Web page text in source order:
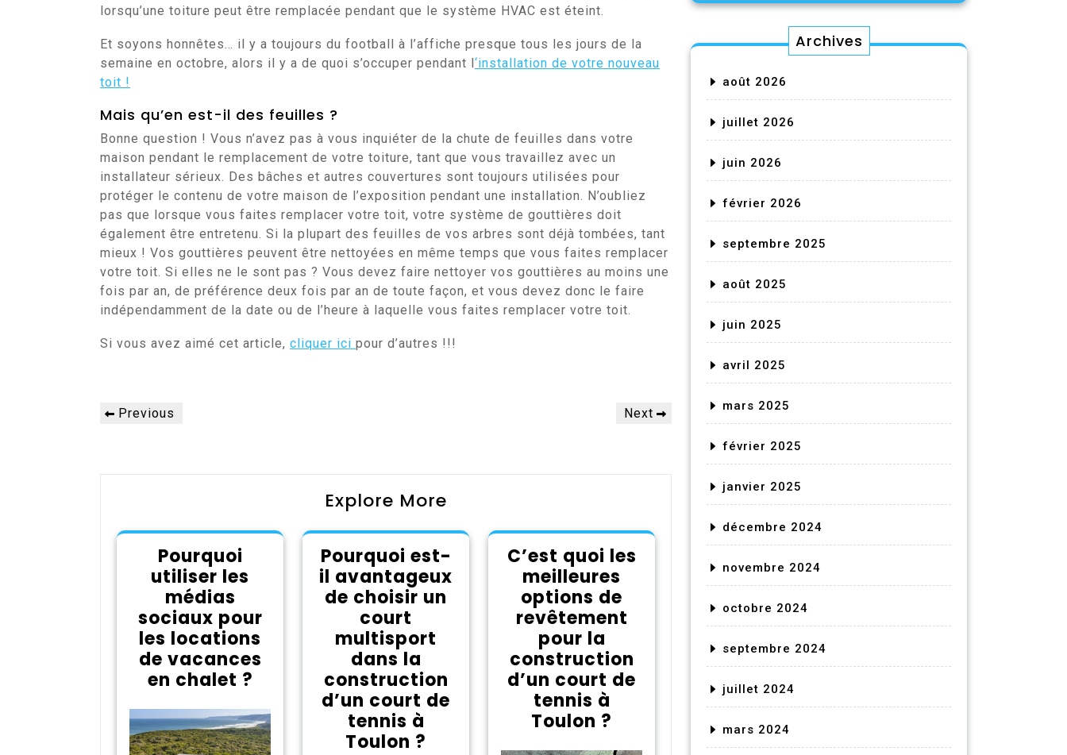
lorsqu’une toiture peut être remplacée pendant que le système HVAC est éteint.
Et soyons honnêtes… il y a toujours du football à l’affiche presque tous les jours de la
semaine en octobre, alors il y a de quoi s’occuper pendant l‘installation de votre nouveau
toit !
Mais qu’en est-il des feuilles ?
Bonne question ! Vous n’avez pas à vous inquiéter de la chute de feuilles dans votre
maison pendant le remplacement de votre toiture, tant que vous travaillez avec un
installateur sérieux. Des bâches et autres couvertures sont toujours utilisées pour
protéger le contenu de votre maison de l’exposition pendant une installation. N’oubliez
pas que lorsque vous faites remplacer votre toit, votre système de gouttières doit
également être entretenu. Si la plupart des feuilles de vos arbres sont déjà tombées, tant
mieux ! Vos gouttières peuvent être nettoyées en même temps que vous faites remplacer
votre toit. Si elles ne le sont pas ? Vous devez faire nettoyer vos gouttières au moins une
fois par an, de préférence deux fois par an de toute façon, et vous devez donc le faire
indépendamment de la date ou de l’heure à laquelle vous faites remplacer votre toit.
Si vous avez aimé cet article, cliquer ici pour d’autres !!!
Navigation
de
Previous
Previous
Next
Next
Explore More
Pourquoi
utiliser les
médias
sociaux pour
les locations
de vacances
en chalet ?
Pourquoi est-
il avantageux
de choisir un
court
multisport
dans la
construction
d’un court de
tennis à
Toulon ?
C’est quoi les
meilleures
options de
revêtement
pour la
construction
d’un court de
tennis à
Toulon ?
Archives
août 2026
juillet 2026
juin 2026
février 2026
septembre 2025
août 2025
juin 2025
avril 2025
mars 2025
février 2025
janvier 2025
décembre 2024
novembre 2024
octobre 2024
septembre 2024
juillet 2024
mars 2024